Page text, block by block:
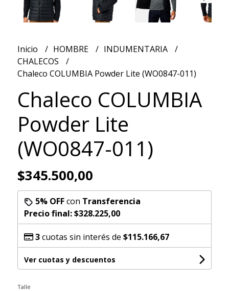
Inicio HOMBRE
INDUMENTARIA
CHALECOS
Chaleco COLUMBIA Powder Lite (WO0847-011)
Chaleco COLUMBIA
Powder Lite
(WO0847-011)
$345.500,00
5% OFFcon Transferencia
Precio final:$328.225,00
3cuotas sin interés de $115.166,67
Ver cuotas y descuentos
Talle